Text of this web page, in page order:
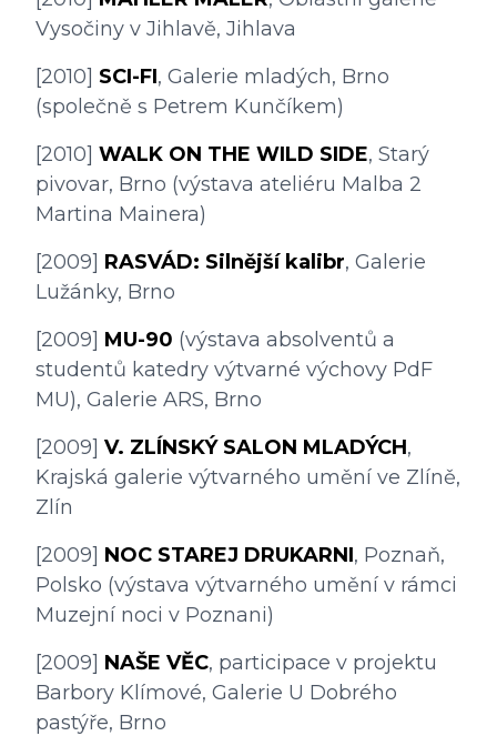
Vysočiny v Jihlavě, Jihlava
[2010] SCI-FI, Galerie mladých, Brno
(společně s Petrem Kunčíkem)
[2010] WALK ON THE WILD SIDE, Starý
pivovar, Brno (výstava ateliéru Malba 2
Martina Mainera)
[2009] RASVÁD: Silnější kalibr, Galerie
Lužánky, Brno
[2009] MU-90 (výstava absolventů a
studentů katedry výtvarné výchovy PdF
MU), Galerie ARS, Brno
[2009] V. ZLÍNSKÝ SALON MLADÝCH,
Krajská galerie výtvarného umění ve Zlíně,
Zlín
[2009] NOC STAREJ DRUKARNI, Poznaň,
Polsko (výstava výtvarného umění v rámci
Muzejní noci v Poznani)
[2009] NAŠE VĚC, participace v projektu
Barbory Klímové, Galerie U Dobrého
pastýře, Brno